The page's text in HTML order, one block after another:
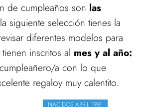
de cumpleaños son las
siguiente selección tienes la
diferentes modelos para
inscritos al mes y al año:
a con lo que
regaloy muy calentito.
NACIDOS ABRIL 1981